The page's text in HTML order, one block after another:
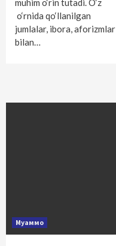
muhim o‘rin tutadi. O‘z
o‘rnida qo‘llanilgan
jumlalar, ibora, aforizmlar
bilan…
Муаммо